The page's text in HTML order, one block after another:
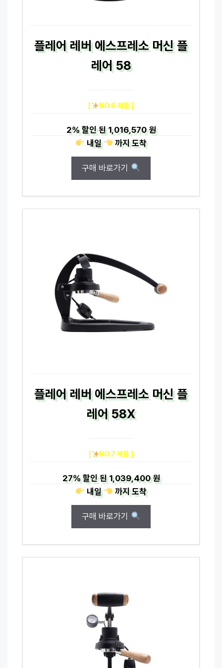
플레어 레버 에스프레소 머신 플
레어 58
[ NO.6 제품 ]
2%할인 된1,016,570 원
내일
까지도착
구매 바로가기
플레어 레버 에스프레소 머신 플
레어 58X
[ NO.7 제품 ]
27%할인 된1,039,400 원
내일
까지도착
구매 바로가기